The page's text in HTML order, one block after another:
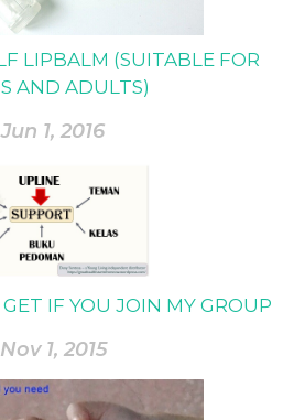
LIPBALM (SUITABLE FOR
AND ADULTS)
Jun 1, 2016
IF YOU JOIN MY GROUP
Nov 1, 2015